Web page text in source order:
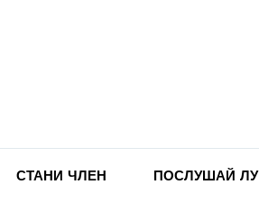
СТАНИ ЧЛЕН ПОСЛУШАЙ ЛУ